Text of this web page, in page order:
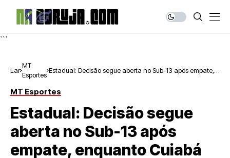
```
Lar
MT
Esportes
Estadual: Decisão segue aberta no Sub-13 após empate,
MT Esportes
Estadual: Decisão segue
aberta no Sub-13 após
empate, enquanto Cuiabá